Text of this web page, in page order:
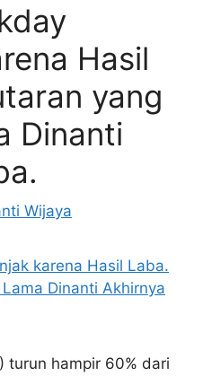
Hasil
yang
Dinanti
Wijaya
turun hampir 60% dari